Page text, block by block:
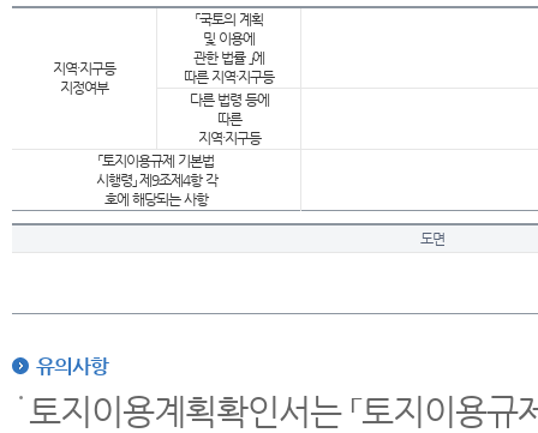
지역·지구등
지정여부
「국토의 계획
및 이용에
관한 법률 」에
따른 지역·지구등
다른 법령 등에
따른
지역·지구등
「토지이용규제 기본법
시행령」 제9조제4항 각
호에 해당되는 사항
도면
유의사항
토지이용계획확인서는 「토지이용